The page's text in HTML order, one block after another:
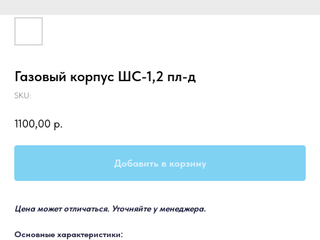
Газовый корпус ШС-1,2 пл-д
SKU:
1100,00 р.
Добавить в корзину
Цена может отличаться. Уточняйте у менеджера.
Основные характеристики: